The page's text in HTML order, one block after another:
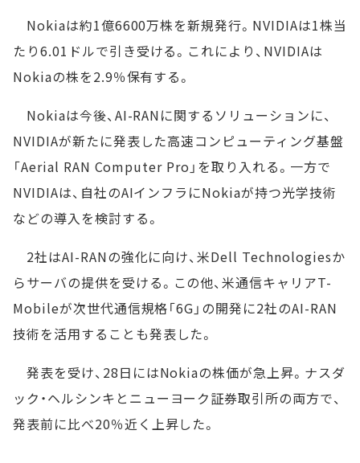
Nokiaは約1億6600万株を新規発行。NVIDIAは1株当
たり6.01ドルで引き受ける。これにより、NVIDIAは
Nokiaの株を2.9％保有する。
Nokiaは今後、AI-RANに関するソリューションに、
NVIDIAが新たに発表した高速コンピューティング基盤
「Aerial RAN Computer Pro」を取り入れる。一方で
NVIDIAは、自社のAIインフラにNokiaが持つ光学技術
などの導入を検討する。
2社はAI-RANの強化に向け、米Dell Technologiesか
らサーバの提供を受ける。この他、米通信キャリアT-
Mobileが次世代通信規格「6G」の開発に2社のAI-RAN
技術を活用することも発表した。
発表を受け、28日にはNokiaの株価が急上昇。ナスダ
ック・ヘルシンキとニューヨーク証券取引所の両方で、
発表前に比べ20％近く上昇した。